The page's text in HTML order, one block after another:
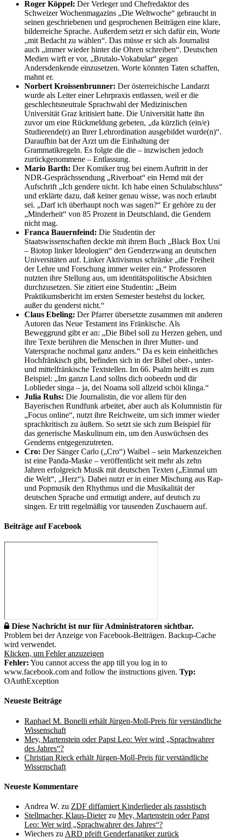
Roger Köppel: Der Verleger und Chefredaktor des
Schweizer Wochenmagazins „Die Weltwoche“ gebraucht in
seinen geschriebenen und gesprochenen Beiträgen eine klare,
bilderreiche Sprache. Außerdem setzt er sich dafür ein, Worte
„mit Bedacht zu wählen“. Das müsse er sich als Journalist
auch „immer wieder hinter die Ohren schreiben“. Deutschen
Medien wirft er vor, „Brutalo-Vokabular“ gegen
Andersdenkende einzusetzen. Worte könnten Taten schaffen,
mahnt er.
Norbert Kroissenbrunner: Der österreichische Landarzt
wurde als Leiter einer Lehrpraxis entlassen, weil er die
geschlechtsneutrale Sprachwahl der Medizinischen
Universität Graz kritisiert hatte. Die Universität hatte ihn
zuvor um eine Rückmeldung gebeten, „da kürzlich (ein/e)
Studierende(r) an Ihrer Lehrordination ausgebildet wurde(n)“.
Daraufhin bat der Arzt um die Einhaltung der
Grammatikregeln. Es folgte die die – inzwischen jedoch
zurückgenommene – Entlassung.
Mario Barth: Der Komiker trug bei einem Auftritt in der
NDR-Gesprächssendung „Riverboat“ ein Hemd mit der
Aufschrift „Ich gendere nicht. Ich habe einen Schulabschluss“
und erklärte dazu, daß keiner genau wisse, was noch erlaubt
sei. „Darf ich überhaupt noch was sagen?“ Er gehöre zu der
„Minderheit“ von 85 Prozent in Deutschland, die Gendern
nicht mag.
Franca Bauernfeind: Die Studentin der
Staatswissenschaften deckte mit ihrem Buch „Black Box Uni
– Biotop linker Ideologien“ den Genderzwang an deutschen
Universitäten auf. Linker Aktivismus schränke „die Freiheit
der Lehre und Forschung immer weiter ein.“ Professoren
nutzten ihre Stellung aus, um identitätspolitische Absichten
durchzusetzen. Sie zitiert eine Studentin: „Beim
Praktikumsbericht im ersten Semester bestehst du locker,
außer du genderst nicht.“
Claus Ebeling: Der Pfarrer übersetzte zusammen mit anderen
Autoren das Neue Testament ins Fränkische. Als
Beweggrund gibt er an: „Die Bibel soll zu Herzen gehen, und
ihre Texte berühren die Menschen in ihrer Mutter- und
Vatersprache nochmal ganz anders.“ Da es kein einheitliches
Hochfränkisch gibt, befinden sich in der Bibel ober-, unter-
und mittelfränkische Textstellen. Im 66. Psalm heißt es zum
Beispiel: „Im ganzn Land sollns dich oobeedn und dir
Loblieder singa – ja, dei Noama soll allzeid schöi klinga.“
Julia Ruhs: Die Journalistin, die vor allem für den
Bayerischen Rundfunk arbeitet, aber auch als Kolumnistin für
„Focus online“, nutzt ihre Reichweite, um sich immer wieder
sprachkritisch zu äußern. So setzt sie sich zum Beispiel für
das generische Maskulinum ein, um den Auswüchsen des
Genderns entgegenzutreten.
Cro: Der Sänger Carlo („Cro“) Waibel – sein Markenzeichen
ist eine Panda-Maske – veröffentlicht seit mehr als zehn
Jahren erfolgreich Musik mit deutschen Texten („Einmal um
die Welt“, „Herz“). Dabei nutzt er in einer Mischung aus Rap-
und Popmusik den Rhythmus und die Musikalität der
deutschen Sprache und ermutigt andere, auf deutsch zu
singen. Er tritt regelmäßig vor tausenden Zuschauern auf.
Beiträge auf Facebook
Diese Nachricht ist nur für Administratoren sichtbar.
Problem bei der Anzeige von Facebook-Beiträgen. Backup-Cache
wird verwendet.
Klicken, um Fehler anzuzeigen
Fehler: You cannot access the app till you log in to
www.facebook.com and follow the instructions given. Typ:
OAuthException
Neueste Beiträge
Raphael M. Bonelli erhält Jürgen-Moll-Preis für verständliche
Wissenschaft
Mey, Martenstein oder Papst Leo: Wer wird „Sprachwahrer
des Jahres“?
Christian Rieck erhält Jürgen-Moll-Preis für verständliche
Wissenschaft
Neueste Kommentare
Andrea W. zu ZDF diffamiert Kinderlieder als rassistisch
Stellmacher, Klaus-Dieterzu Mey, Martenstein oder Papst
Leo: Wer wird „Sprachwahrer des Jahres“?
Wiechers zu ARD pfeift Genderfanatiker zurück